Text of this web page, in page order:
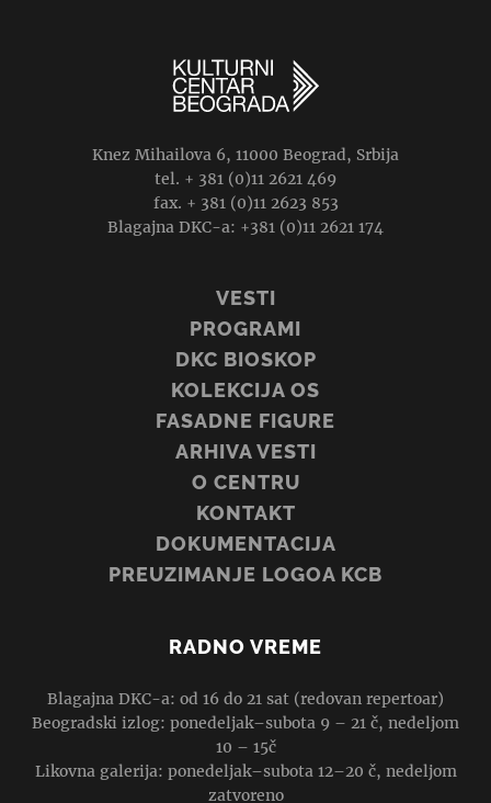
Knez Mihailova 6, 11000 Beograd, Srbija
tel. + 381 (0)11 2621 469
fax. + 381 (0)11 2623 853
Blagajna DKC-a: +381 (0)11 2621 174
VESTI
PROGRAMI
DKC BIOSKOP
KOLEKCIJA OS
FASADNE FIGURE
ARHIVA VESTI
O CENTRU
KONTAKT
DOKUMENTACIJA
PREUZIMANJE LOGOA KCB
RADNO VREME
Blagajna DKC-a: od 16 do 21 sat (redovan repertoar)
Beogradski izlog: ponedeljak–subota 9 – 21 č, nedeljom
10 – 15č
Likovna galerija: ponedeljak–subota 12–20 č, nedeljom
zatvoreno